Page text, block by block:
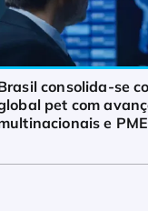
consolida-se
pet com
e